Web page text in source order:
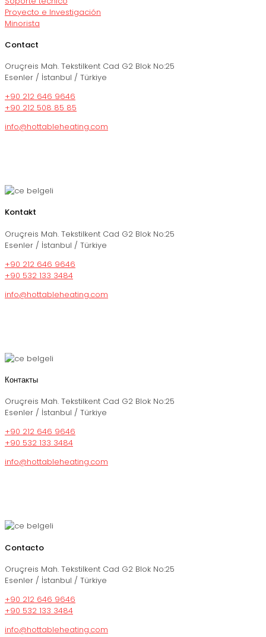
Proyecto e Investigación
Minorista
Contact
Oruçreis Mah. Tekstilkent Cad G2 Blok No:25
Esenler / İstanbul / Türkiye
+90 212 646 9646
+90 212 508 85 85
info@hottableheating.com
Kontakt
Oruçreis Mah. Tekstilkent Cad G2 Blok No:25
Esenler / İstanbul / Türkiye
+90 212 646 9646
+90 532 133 3484
info@hottableheating.com
Контакты
Oruçreis Mah. Tekstilkent Cad G2 Blok No:25
Esenler / İstanbul / Türkiye
+90 212 646 9646
+90 532 133 3484
info@hottableheating.com
Contacto
Oruçreis Mah. Tekstilkent Cad G2 Blok No:25
Esenler / İstanbul / Türkiye
+90 212 646 9646
+90 532 133 3484
info@hottableheating.com